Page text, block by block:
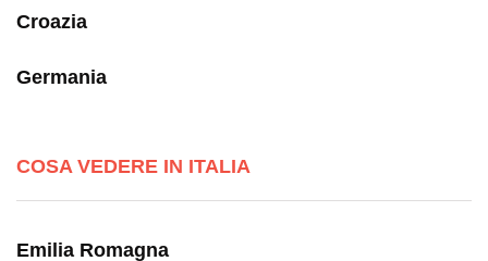
Croazia
Germania
COSA VEDERE IN ITALIA
Emilia Romagna